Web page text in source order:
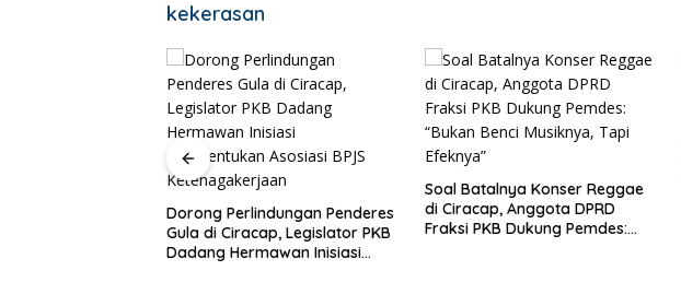
kekerasan
Dorong Perlindungan Penderes
Gula di Ciracap, Legislator PKB
Dadang Hermawan Inisiasi
Soal Batalnya Konser Reggae
di Ciracap, Anggota DPRD
Fraksi PKB Dukung Pemdes: